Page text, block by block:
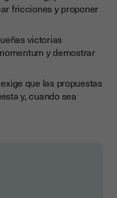
fricciones y proponer
victorias
y demostrar
que las propuestas
y, cuando sea